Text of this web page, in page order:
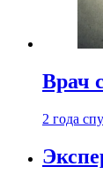
Врач
2 года